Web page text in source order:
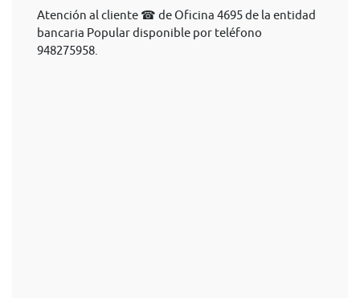
Atención al cliente ☎ de Oficina 4695 de la entidad
bancaria Popular disponible por teléfono
948275958.